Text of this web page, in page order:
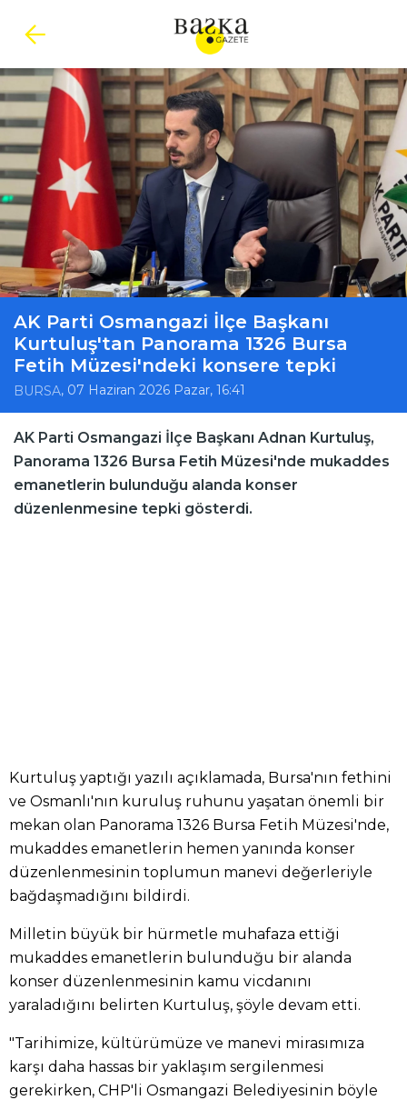
AK Parti Osmangazi İlçe Başkanı
Kurtuluş'tan Panorama 1326 Bursa
Fetih Müzesi'ndeki konsere tepki
BURSA, 07 Haziran 2026 Pazar, 16:41
AK Parti Osmangazi İlçe Başkanı Adnan Kurtuluş,
Panorama 1326 Bursa Fetih Müzesi'nde mukaddes
emanetlerin bulunduğu alanda konser
düzenlenmesine tepki gösterdi.
Kurtuluş yaptığı yazılı açıklamada, Bursa'nın fethini
ve Osmanlı'nın kuruluş ruhunu yaşatan önemli bir
mekan olan Panorama 1326 Bursa Fetih Müzesi'nde,
mukaddes emanetlerin hemen yanında konser
düzenlenmesinin toplumun manevi değerleriyle
bağdaşmadığını bildirdi.
Milletin büyük bir hürmetle muhafaza ettiği
mukaddes emanetlerin bulunduğu bir alanda
konser düzenlenmesinin kamu vicdanını
yaraladığını belirten Kurtuluş, şöyle devam etti.
"Tarihimize, kültürümüze ve manevi mirasımıza
karşı daha hassas bir yaklaşım sergilenmesi
gerekirken, CHP'li Osmangazi Belediyesinin böyle